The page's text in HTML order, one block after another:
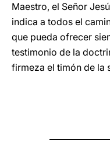
Maestro, el Señor
indica a todos el
que pueda ofrecer
testimonio de la
firmeza el timón de la